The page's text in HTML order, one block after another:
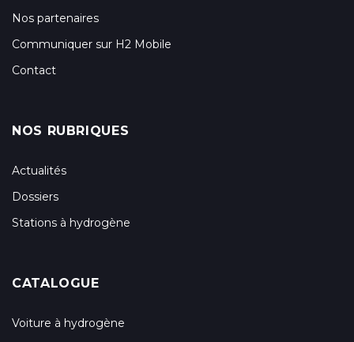
Nos partenaires
Communiquer sur H2 Mobile
Contact
NOS RUBRIQUES
Actualités
Dossiers
Stations à hydrogène
CATALOGUE
Voiture à hydrogène